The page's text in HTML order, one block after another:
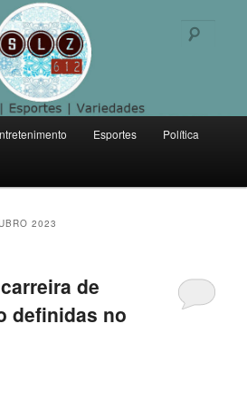
Esportes Política
2023
de
definidas no